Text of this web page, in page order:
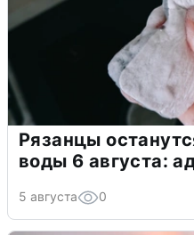
Рязанцы
воды 6 августа:
5 августа 0